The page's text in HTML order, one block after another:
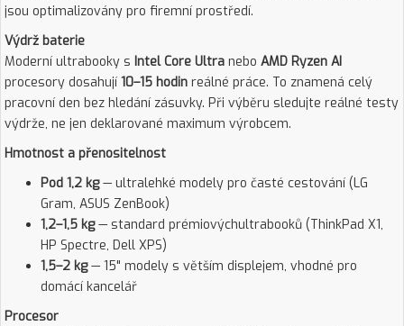
jsou optimalizovány pro firemní prostředí.
Výdrž baterie
Moderní ultrabooky s Intel Core Ultra nebo AMD Ryzen AI
procesory dosahují 10–15 hodin reálné práce. To znamená celý
pracovní den bez hledání zásuvky. Při výběru sledujte reálné testy
výdrže, ne jen deklarované maximum výrobcem.
Hmotnost a přenositelnost
Pod 1,2 kg— ultralehké modely pro časté cestování (LG
Gram, ASUS ZenBook)
1,2–1,5 kg— standard prémiovýchultrabooků (ThinkPad X1,
HP Spectre, Dell XPS)
1,5–2 kg— 15" modely s větším displejem, vhodné pro
domácí kancelář
Procesor